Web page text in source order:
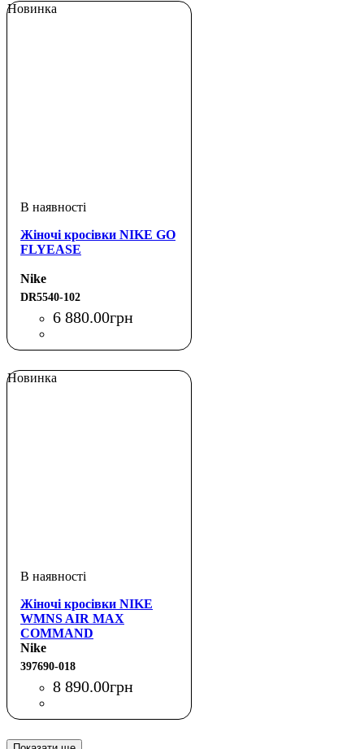
Новинка
Жіночі кросівки NIKE GO
FLYEASE
Nike
DR5540-102
6 880.00грн
Новинка
Жіночі кросівки NIKE
WMNS AIR MAX
COMMAND
Nike
397690-018
8 890.00грн